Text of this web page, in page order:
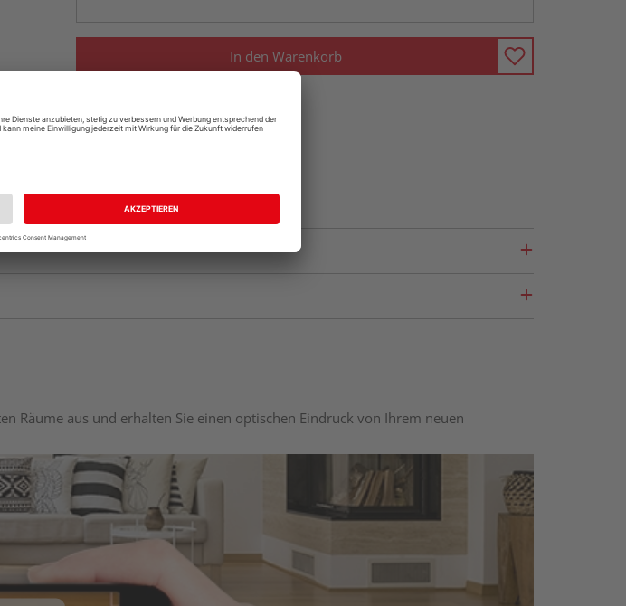
In den Warenkorb
Räume aus und erhalten Sie einen optischen Eindruck von Ihrem neuen